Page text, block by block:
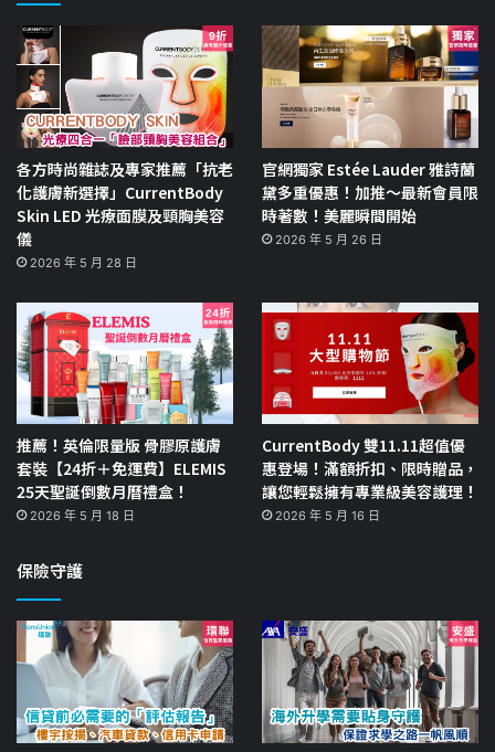
各方時尚雜誌及專家推薦「抗老
化護膚新選擇」CurrentBody
Skin LED 光療面膜及頸胸美容
儀
2026 年 5 月 28 日
官網獨家 Estée Lauder 雅詩蘭
黛多重優惠！加推～最新會員限
時著數！美麗瞬間開始
2026 年 5 月 26 日
推薦！英倫限量版 骨膠原護膚
套裝【24折＋免運費】ELEMIS
25天聖誕倒數月曆禮盒！
2026 年 5 月 18 日
CurrentBody 雙11.11超值優
惠登場！滿額折扣、限時贈品，
讓您輕鬆擁有專業級美容護理！
2026 年 5 月 16 日
保險守護